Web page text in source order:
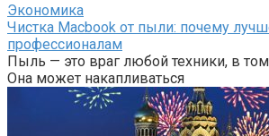
Экономика
Чистка Macbook от пыли: почему
профессионалам
Пыль — это враг любой техники, в
Она может накапливаться